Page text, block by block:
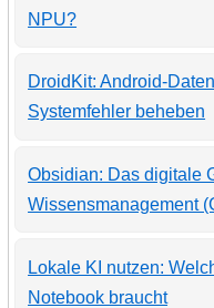
NPU?
DroidKit: Android-
Systemfehler beheben
Obsidian: Das digitale
Wissensmanagement
Lokale KI nutzen:
Notebook braucht